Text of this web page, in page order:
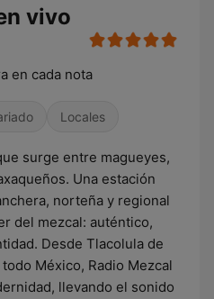
vivo
en cada nota
Locales
surge entre magueyes,
Una estación
norteña y regional
del mezcal: auténtico,
Desde Tlacolula de
México, Radio Mezcal
llevando el sonido